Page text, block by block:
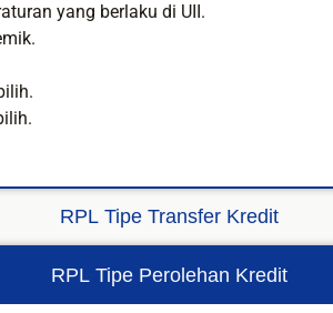
yang berlaku di UII.
RPL Tipe Transfer Kredit
RPL Tipe Perolehan Kredit